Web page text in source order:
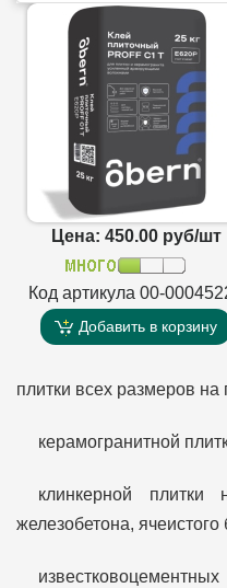
Цена: 450.00 руб/шт
Код артикула 00-
Добавить в корзину
плитки всех размеров на
керамогранитной
клинкерной плитки
железобетона,